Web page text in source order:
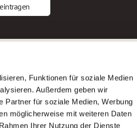
Funktionen für soziale Medien
Außerdem geben wir
Partner für soziale Medien, Werbung
möglicherweise mit weiteren Daten
Ihrer Nutzung der Dienste
Gliederungen nach Bundesland
nach Bundesländern